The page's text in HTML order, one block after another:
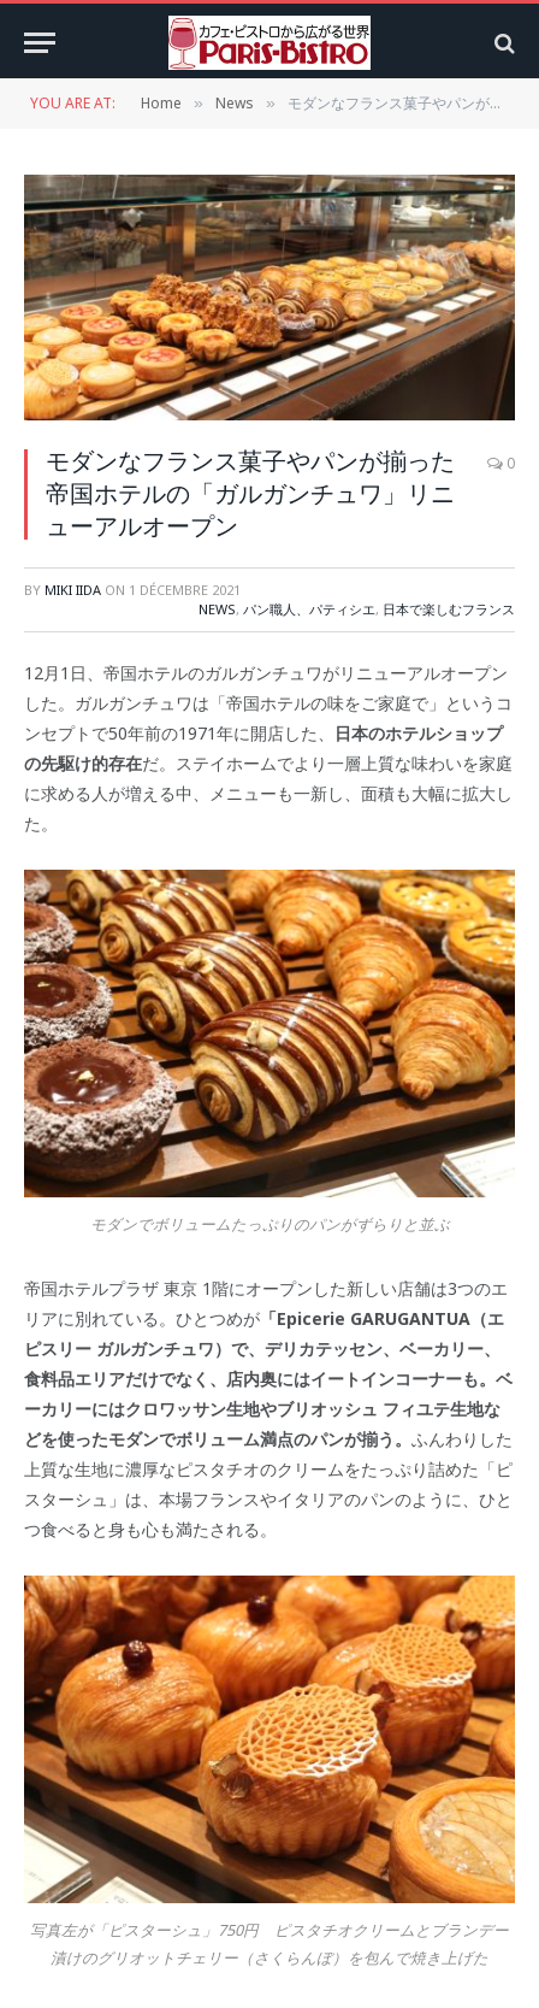
YOU ARE AT: Home » News » モダンなフランス菓子やパンが揃った帝国ホテルの「ガルガンチュワ」リニューアルオープン
モダンなフランス菓子やパンが揃った
帝国ホテルの「ガルガンチュワ」リニ
ューアルオープン
0
BY MIKI IIDA ON 1 DÉCEMBRE 2021
NEWS, パン職人、パティシエ, 日本で楽しむフランス
12月1日、帝国ホテルのガルガンチュワがリニューアルオープン
した。ガルガンチュワは「帝国ホテルの味をご家庭で」というコ
ンセプトで50年前の1971年に開店した、
日本のホテルショップ
の先駆け的存在だ。ステイホームでより一層上質な味わいを家庭
に求める人が増える中、メニューも一新し、面積も大幅に拡大し
た。
モダンでボリュームたっぷりのパンがずらりと並ぶ
帝国ホテルプラザ 東京 1階にオープンした新しい店舗は3つのエ
リアに別れている。ひとつめが 「Epicerie GARUGANTUA（エ
ピスリー ガルガンチュワ）で、デリカテッセン、ベーカリー、
食料品エリアだけでなく、店内奥にはイートインコーナーも。ベ
ーカリーにはクロワッサン生地やブリオッシュ フィユテ生地な
どを使ったモダンでボリューム満点のパンが揃う。 ふんわりした
上質な生地に濃厚なピスタチオのクリームをたっぷり詰めた「ピ
スターシュ」は、本場フランスやイタリアのパンのように、ひと
つ食べると身も心も満たされる。
写真左が「ピスターシュ」750円 ピスタチオクリームとブランデー
漬けのグリオットチェリー（さくらんぼ）を包んで焼き上げた